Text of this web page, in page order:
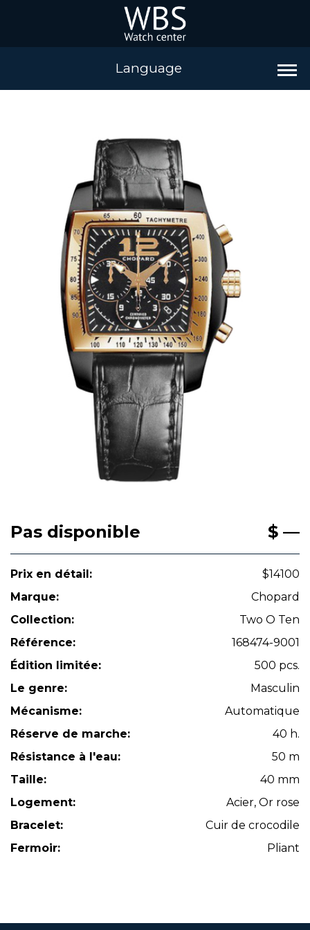
Language
Pas disponible $ —
Prix en détail:
$14100
Marque:
Chopard
Collection:
Two O Ten
Référence:
168474-9001
Édition limitée:
500 pcs.
Le genre:
Masculin
Mécanisme:
Automatique
Réserve de marche:
40 h.
Résistance à l'eau:
50 m
Taille:
40 mm
Logement:
Acier, Or rose
Bracelet:
Cuir de crocodile
Fermoir:
Pliant